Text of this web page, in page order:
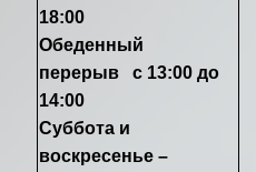
18:00
Обеденный
перерыв с 13:00 до
14:00
Суббота и
воскресенье –